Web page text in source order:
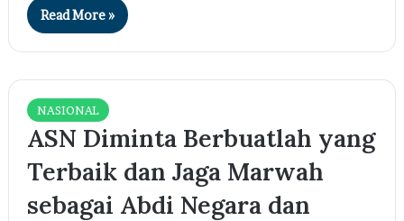
Read More »
NASIONAL
ASN Diminta Berbuatlah yang
Terbaik dan Jaga Marwah
sebagai Abdi Negara dan